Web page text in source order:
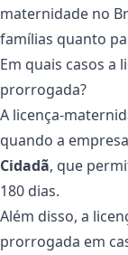
maternidade no
famílias quanto
Em quais casos a
prorrogada?
A licença-
quando a
Cidadã, que
180 dias.
Além disso, a
prorrogada em